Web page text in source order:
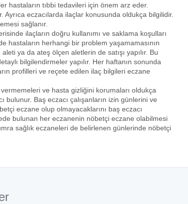
hastaların tıbbi tedavileri için önem arz eder.
eczacılarda ilaçlar konusunda oldukça bilgilidir.
sağlanır.
ilaçların doğru kullanımı ve saklama koşulları
hastaların herhangi bir problem yaşamamasının
ya da ateş ölçen aletlerin de satışı yapılır. Bu
bilgilendirmeler yapılır. Her haftanın sonunda
profilleri ve reçete edilen ilaç bilgileri eczane
ve hasta gizliğini korumaları oldukça
bulunur. Baş eczacı çalışanların izin günlerini ve
eczane olup olmayacaklarını baş eczacı
bulunan her eczanenin nöbetçi eczane olabilmesi
sağlık eczaneleri de belirlenen günlerinde nöbetçi